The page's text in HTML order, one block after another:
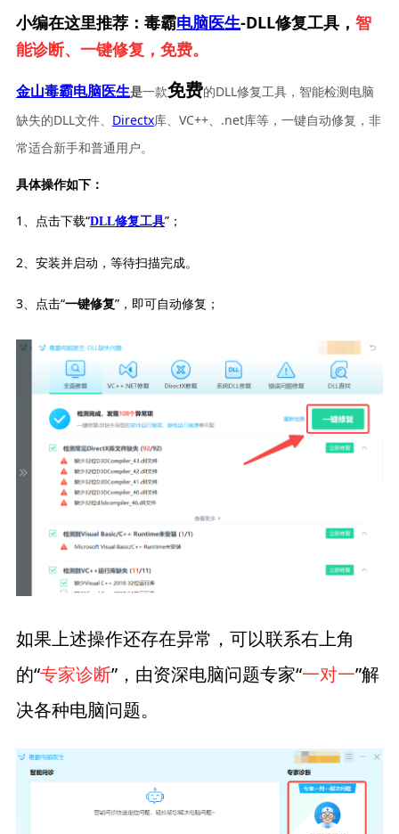
小编在这里推荐：毒霸电脑医生-DLL修复工具， 智
能诊断、一键修复，免费。
金山毒霸电脑医生是一款免费的DLL修复工具，智能检测电脑
缺失的DLL文件、 Directx库、VC++、.net库等，一键自动修复，非
常适合新手和普通用户。
具体操作如下：
1、点击下载“DLL修复工具”；
2、安装并启动，等待扫描完成。
3、点击“一键修复”，即可自动修复；
如果上述操作还存在异常，可以联系右上角
的“专家诊断”，由资深电脑问题专家“一对一”解
决各种电脑问题。